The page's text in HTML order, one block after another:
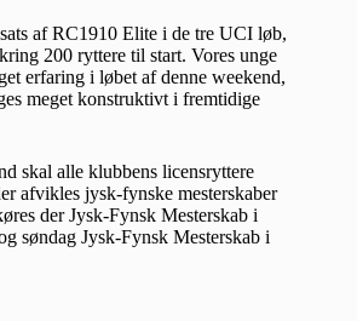
af RC1910 Elite i de tre UCI løb,
200 ryttere til start. Vores unge
erfaring i løbet af denne weekend,
meget konstruktivt i fremtidige
skal alle klubbens licensryttere
afvikles jysk-fynske mesterskaber
der Jysk-Fynsk Mesterskab i
søndag Jysk-Fynsk Mesterskab i